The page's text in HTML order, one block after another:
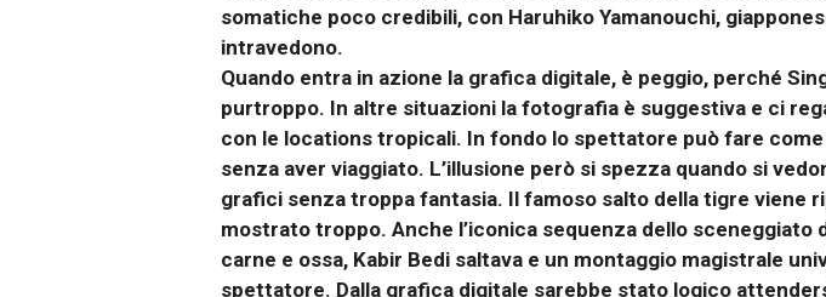
somatiche poco credibili, con Haruhiko Yamanouchi,
intravedono.
Quando entra in azione la grafica digitale, è peggio, perché
purtroppo. In altre situazioni la fotografia è suggestiva e ci
con le locations tropicali. In fondo lo spettatore può fare
senza aver viaggiato. L’illusione però si spezza quando si
grafici senza troppa fantasia. Il famoso salto della tigre viene
mostrato troppo. Anche l’iconica sequenza dello
carne e ossa, Kabir Bedi saltava e un montaggio magistrale
spettatore. Dalla grafica digitale sarebbe stato logico